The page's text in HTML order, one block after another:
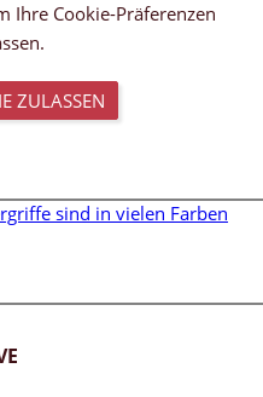
Ihre Cookie-Präferenzen
ZULASSEN